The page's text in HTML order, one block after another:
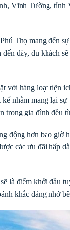
Vĩnh Tường,
Thọ mang đến
đây, du khách
với hàng loạt tiện
nhằm mang lại
trong gia đình đều
động hơn bao giờ
các ưu đãi hấp
là điểm khởi đầu
khắc đáng nhớ